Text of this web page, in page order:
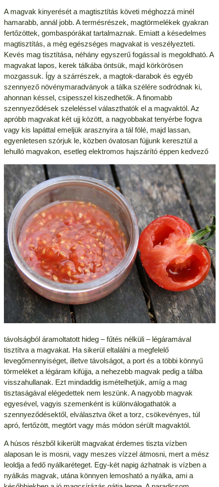
A magvak kinyerését a magtisztítás követi méghozzá minél
hamarabb, annál jobb. A termésrészek, magtörmelékek gyakran
fertőzöttek, gombaspórákat tartalmaznak. Emiatt a késedelmes
magtisztítás, a még egészséges magvakat is veszélyezteti.
Kevés mag tisztítása, néhány egyszerű fogással is megoldható. A
magvakat lapos, kerek tálkába öntsük, majd körkörösen
mozgassuk. Így a szárrészek, a magtok-darabok és egyéb
szennyező növénymaradványok a tálka szélére sodródnak ki,
ahonnan késsel, csipesszel kiszedhetők. A finomabb
szennyeződések szeleléssel választhatók el a magvaktól. Az
apróbb magvakat két ujj között, a nagyobbakat tenyérbe fogva
vagy kis lapáttal emeljük arasznyira a tál fölé, majd lassan,
egyenletesen szórjuk le, közben óvatosan fújjunk keresztül a
lehulló magvakon, esetleg elektromos hajszárító éppen kedvező
távolságból áramoltatott hideg – fűtés nélküli – légáramával
tisztítva a magvakat. Ha sikerül eltalálni a megfelelő
levegőmennyiséget, illetve távolságot, a port és a többi könnyű
törmeléket a légáram kifújja, a nehezebb magvak pedig a tálba
visszahullanak. Ezt mindaddig ismételhetjük, amíg a mag
tisztaságával elégedettek nem leszünk. A nagyobb magvak
egyesével, vagyis szemenként is különválogathatók a
szennyeződésektől, elválasztva őket a torz, csökevényes, túl
apró, fertőzött, megtört vagy más módon sérült magvaktól.
A húsos részből kikerült magvakat érdemes tiszta vízben
alaposan le is mosni, vagy meszes vízzel átmosni, mert a mész
leoldja a fedő nyálkaréteget. Egy-két napig ázhatnak is vízben a
nyálkás magvak, utána könnyen lemosható a nyálka, ami a